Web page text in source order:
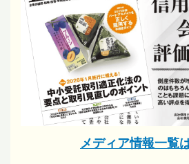
メディア情報一覧